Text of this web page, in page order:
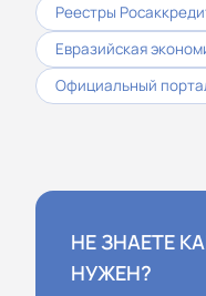
Реестры
Евразийская
Официальный
НЕ ЗНАЕТЕ
НУЖЕН?